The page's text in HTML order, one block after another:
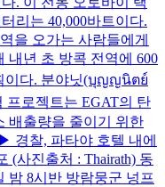
리는 40,000바트이다.
을 오가는 사람들에게
내년 초 방콕 전역에 600
이다. 분야닛(บุญญนิตย์
프로젝트는 EGAT의 탄
배출량을 줄이기 위한
경찰, 파타야 호텔 내에
(사진출처 : Thairath) 동
밤 8시반 방람뭉군 넝프